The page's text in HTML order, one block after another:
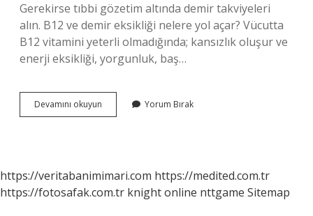
Gerekirse tıbbi gözetim altında demir takviyeleri
alın. B12 ve demir eksikliği nelere yol açar? Vücutta
B12 vitamini yeterli olmadığında; kansızlık oluşur ve
enerji eksikliği, yorgunluk, baş…
Devamını okuyun
Eksikliğinde
Olur
Yorum Bırak
https://veritabanimimari.com https://medited.com.tr
https://fotosafak.com.tr knight online nttgame Sitemap